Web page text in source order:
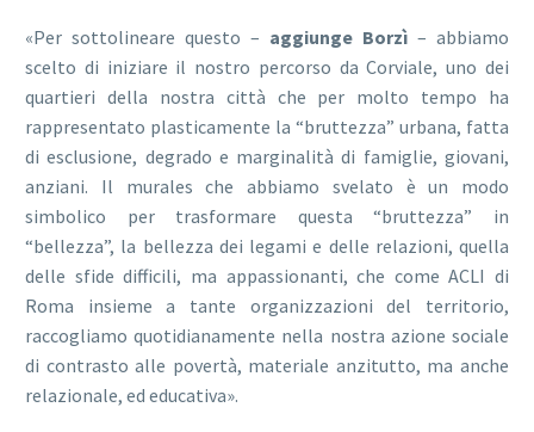
«Per sottolineare questo – aggiunge Borzì – abbiamo
scelto di iniziare il nostro percorso da Corviale, uno dei
quartieri della nostra città che per molto tempo ha
rappresentato plasticamente la “bruttezza” urbana, fatta
di esclusione, degrado e marginalità di famiglie, giovani,
anziani. Il murales che abbiamo svelato è un modo
simbolico per trasformare questa “bruttezza” in
“bellezza”, la bellezza dei legami e delle relazioni, quella
delle sfide difficili, ma appassionanti, che come ACLI di
Roma insieme a tante organizzazioni del territorio,
raccogliamo quotidianamente nella nostra azione sociale
di contrasto alle povertà, materiale anzitutto, ma anche
relazionale, ed educativa».